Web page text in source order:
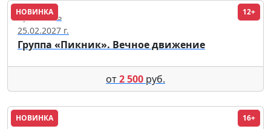
НОВИНКА 12+
Ярославль
25.02.2027 г.
Группа «Пикник». Вечное движение
от2 500 руб.
НОВИНКА 16+
Москва